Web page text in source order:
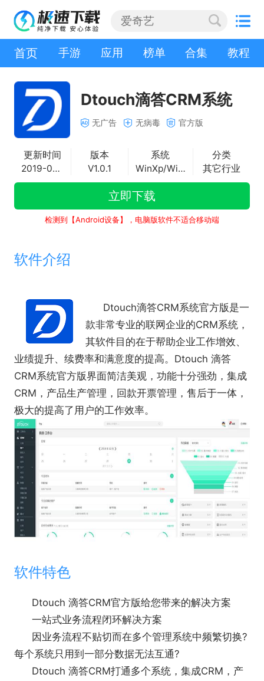
首页 手游 应用 榜单 合集 教程
Dtouch滴答CRM系统
无广告 无病毒 官方版
更新时间
2019-05-10
版本
V1.0.1
系统
WinXp/Win2003/WinVista/Win7/Win8/Win10
分类
其它行业
立即下载
检测到【Android设备】，电脑版软件不适合移动端
软件介绍
Dtouch滴答CRM系统官方版是一
款非常专业的联网企业的CRM系统，
其软件目的在于帮助企业工作增效、
业绩提升、续费率和满意度的提高。Dtouch 滴答
CRM系统官方版界面简洁美观，功能十分强劲，集成
CRM，产品生产管理，回款开票管理，售后于一体，
极大的提高了用户的工作效率。
软件特色
Dtouch 滴答CRM官方版给您带来的解决方案
一站式业务流程闭环解决方案
因业务流程不贴切而在多个管理系统中频繁切换?
每个系统只用到一部分数据无法互通?
Dtouch 滴答CRM打通多个系统，集成CRM，产